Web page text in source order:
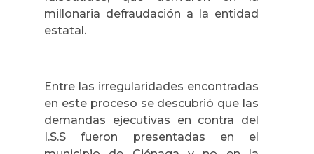
millonaria defraudación a la entidad
estatal.
Entre las irregularidades encontradas
en este proceso se descubrió que las
demandas ejecutivas en contra del
I.S.S fueron presentadas en el